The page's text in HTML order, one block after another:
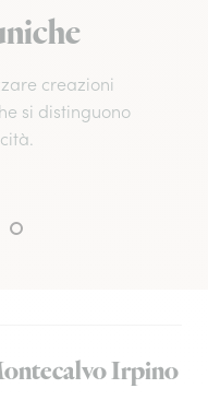
creazioni
si distinguono
Irpino